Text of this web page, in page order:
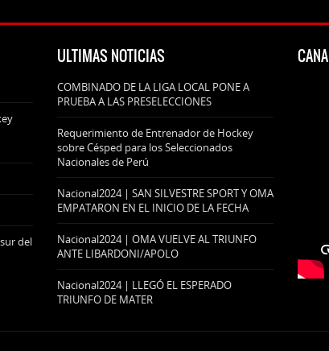
del
ULTIMAS NOTICIAS
COMBINADO DE LA LIGA LOCAL PONE A
PRUEBA A LAS PRESELECCIONES
Requerimiento de Entrenador de Hockey
sobre Césped para los Seleccionados
Nacionales de Perú
Nacional2024 | SAN SILVESTRE SPORT Y OMA
EMPATARON EN EL INICIO DE LA FECHA
Nacional2024 | OMA VUELVE AL TRIUNFO
ANTE LIBARDONI/APOLO
Nacional2024 | LLEGÓ EL ESPERADO
TRIUNFO DE MATER